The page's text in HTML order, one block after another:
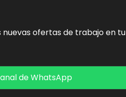
nuevas ofertas de trabajo en tu
de WhatsApp